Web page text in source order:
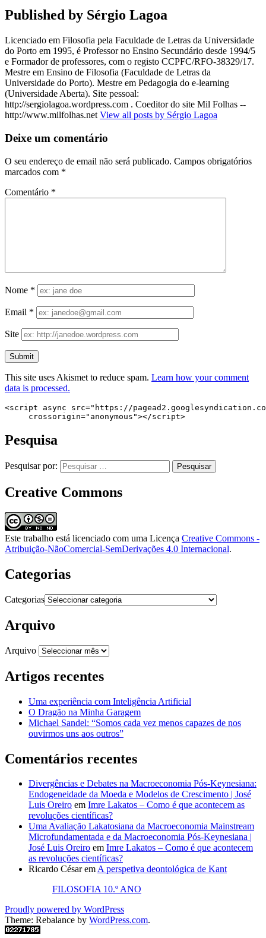
Published by Sérgio Lagoa
Licenciado em Filosofia pela Faculdade de Letras da Universidade
do Porto em 1995, é Professor no Ensino Secundário desde 1994/5
e Formador de professores, com o registo CCPFC/RFO-38329/17.
Mestre em Ensino de Filosofia (Faculdade de Letras da
Universidade do Porto). Mestre em Pedagogia do e-learning
(Universidade Aberta). Site pessoal:
http://sergiolagoa.wordpress.com . Coeditor do site Mil Folhas --
http://www.milfolhas.net View all posts by Sérgio Lagoa
Deixe um comentário
O seu endereço de email não será publicado. Campos obrigatórios
marcados com *
Comentário *
Nome *
Email *
Site
This site uses Akismet to reduce spam. Learn how your comment
data is processed.
<script async src="https://
     crossorigin="anonymous"></script>
Pesquisa
Pesquisar por:
Creative Commons
Este trabalho está licenciado com uma Licença Creative Commons -
Atribuição-NãoComercial-SemDerivações 4.0 Internacional.
Categorias
Categorias
Arquivo
Arquivo
Artigos recentes
Uma experiência com Inteligência Artificial
O Dragão na Minha Garagem
Michael Sandel: “Somos cada vez menos capazes de nos
ouvirmos uns aos outros”
Comentários recentes
Divergências e Debates na Macroeconomia Pós-Keynesiana:
Endogeneidade da Moeda e Modelos de Crescimento | José
Luis Oreiro em Imre Lakatos – Como é que acontecem as
revoluções científicas?
Uma Avaliação Lakatosiana da Macroeconomia Mainstream
Microfundamentada e da Macroeconomia Pós-Keynesiana |
José Luis Oreiro em Imre Lakatos – Como é que acontecem
as revoluções científicas?
Ricardo CésaremA perspetiva deontológica de Kant
FILOSOFIA 10.º ANO
Proudly powered by WordPress
Theme: Rebalance by WordPress.com.